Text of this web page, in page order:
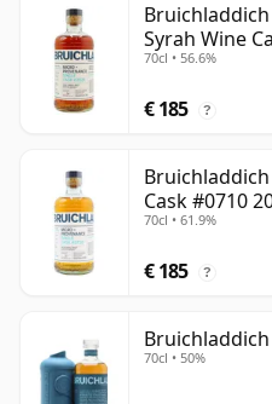
Syrah Wine
oud
70cl • 56.6%
€ 185 ?
Cask #0710
70cl • 61.9%
€ 185 ?
70cl • 50%